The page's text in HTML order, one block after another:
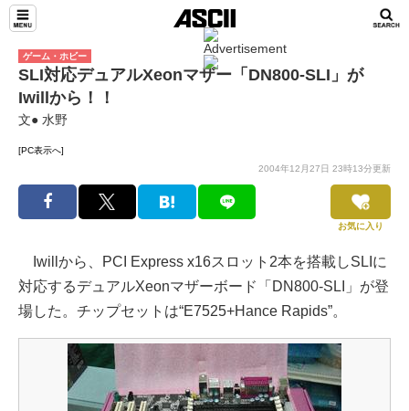
ゲーム・ホビー
SLI対応デュアルXeonマザー「DN800-SLI」が
Iwillから！！
文● 水野
[PC表示へ]
2004年12月27日 23時13分更新
お気に入り
Iwillから、PCI Express x16スロット2本を搭載しSLIに
対応するデュアルXeonマザーボード「DN800-SLI」が登
場した。チップセットは“E7525+Hance Rapids”。